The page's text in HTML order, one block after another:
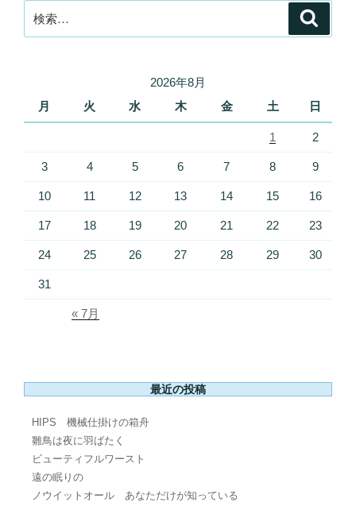
索:
2026年8月
月
火 水 木 金 土 日
1 2
3 4 5 6 7 8 9
10 11 12 13 14 15 16
17 18 19 20 21 22 23
24 25 26 27 28 29 30
31
« 7月
最近の投稿
HIPS 機械仕掛けの箱舟
雛鳥は夜に羽ばたく
ビューティフルワースト
遠の眠りの
ノウイットオール あなただけが知っている